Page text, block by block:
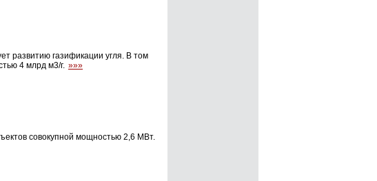
развитию газификации угля. В том
4 млрд м3/г. »»»
совокупной мощностью 2,6 МВт.